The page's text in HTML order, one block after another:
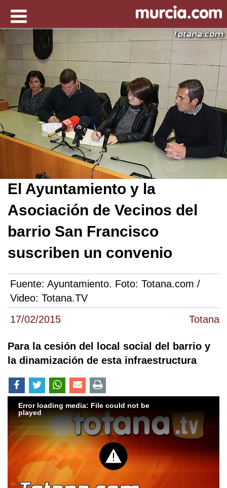
17/02/2015 Totana
El Ayuntamiento y la
Asociación de Vecinos del
barrio San Francisco
suscriben un convenio
Fuente: Ayuntamiento. Foto: Totana.com /
Video: Totana.TV
Para la cesión del local social del barrio y
la dinamización de esta infraestructura
Error loading media: File could not be
played